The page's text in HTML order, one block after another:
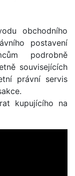
obchodního
postavení
podrobně
souvisejících
právní servis
kupujícího na